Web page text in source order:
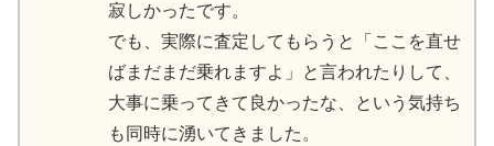
寂しかったです。
でも、実際に査定してもらうと「ここを直せ
ばまだまだ乗れますよ」と言われたりして、
大事に乗ってきて良かったな、という気持ち
も同時に湧いてきました。